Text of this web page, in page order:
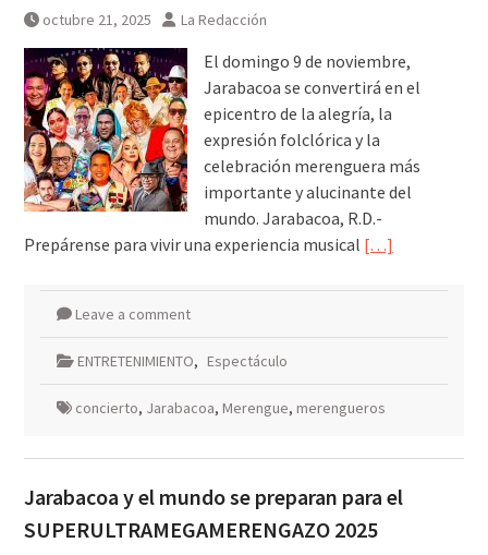
octubre 21, 2025 La Redacción
El domingo 9 de noviembre,
Jarabacoa se convertirá en el
epicentro de la alegría, la
expresión folclórica y la
celebración merenguera más
importante y alucinante del
mundo. Jarabacoa, R.D.-
Prepárense para vivir una experiencia musical […]
Leave a comment
ENTRETENIMIENTO, Espectáculo
concierto, Jarabacoa, Merengue, merengueros
Jarabacoa y el mundo se preparan para el
SUPERULTRAMEGAMERENGAZO 2025